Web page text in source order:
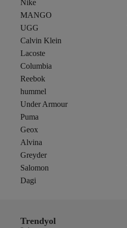
Nike
MANGO
UGG
Calvin Klein
Lacoste
Columbia
Reebok
hummel
Under Armour
Puma
Geox
Alvina
Greyder
Salomon
Dagi
Trendyol